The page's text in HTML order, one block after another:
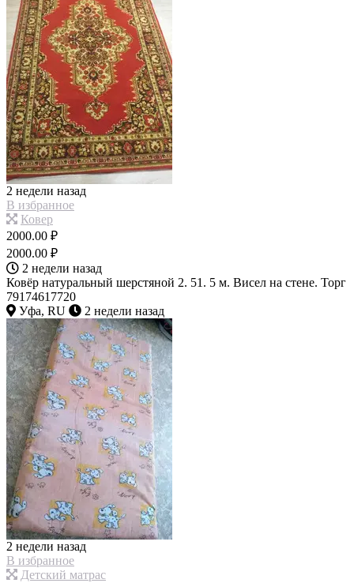
2 недели назад
В избранное
Ковер
2000.00 ₽
2000.00 ₽
2 недели назад
Ковёр натуральный шерстяной 2. 51. 5 м. Висел на стене. Торг
79174617720
Уфа, RU
2 недели назад
2 недели назад
В избранное
Детский матрас